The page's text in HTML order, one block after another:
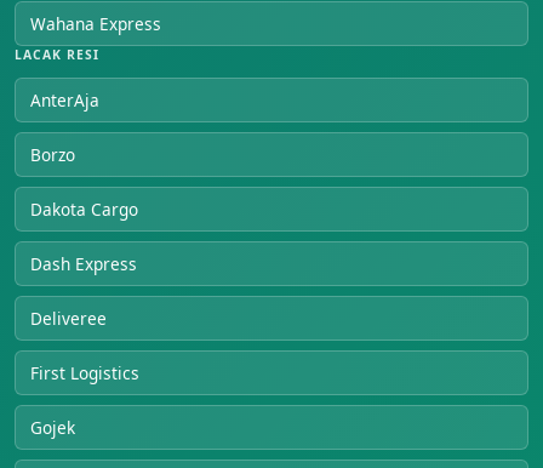
Wahana Express
LACAK RESI
AnterAja
Borzo
Dakota Cargo
Dash Express
Deliveree
First Logistics
Gojek